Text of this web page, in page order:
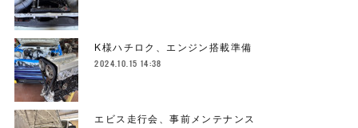
K様ハチロク、エンジン搭載準備
2024.10.15 14:38
エビス走行会、事前メンテナンス